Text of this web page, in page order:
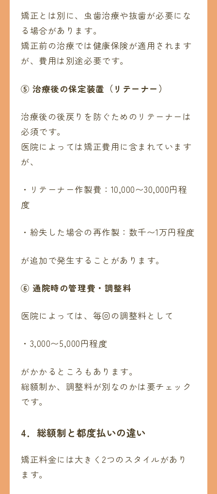
矯正とは別に、虫歯治療や抜歯が必要にな
る場合があります。
矯正前の治療では健康保険が適用されます
が、費用は別途必要です。
⑤治療後の保定装置（リテーナー）
治療後の後戻りを防ぐためのリテーナーは
必須です。
医院によっては矯正費用に含まれています
が、
・リテーナー作製費：10,000〜30,000円程
度
・紛失した場合の再作製：数千〜1万円程度
が追加で発生することがあります。
⑥ 通院時の管理費・調整料
医院によっては、毎回の調整料として
・3,000〜5,000円程度
がかかるところもあります。
総額制か、調整料が別なのかは要チェック
です。
4． 総額制と都度払いの違い
矯正料金には大きく2つのスタイルがあり
ます。